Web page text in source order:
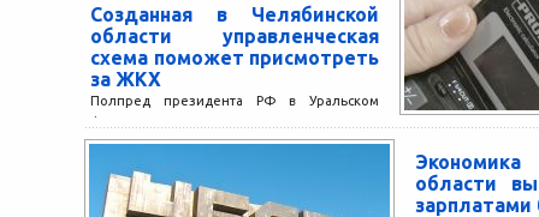
Созданная в Челябинской
области управленческая
схема поможет присмотреть
за ЖКХ
Полпред президента РФ в Уральском
федеральном округе Игорь Холманских,
заместитель генерального прокурора РФ
Юрий Пономарев и губернатор
Челябинской области Михаил...
области